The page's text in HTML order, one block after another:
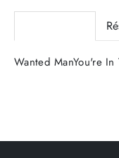
Wanted ManYou're